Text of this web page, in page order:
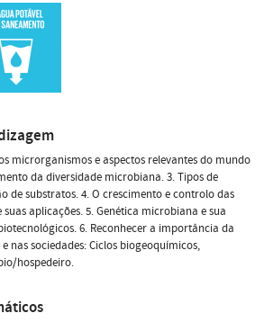
microrganismos e aspectos relevantes do mundo
da diversidade microbiana. 3. Tipos de
de substratos. 4. O crescimento e controlo das
aplicações. 5. Genética microbiana e sua
6. Reconhecer a importância da
nas sociedades: Ciclos biogeoquímicos,
hospedeiro.